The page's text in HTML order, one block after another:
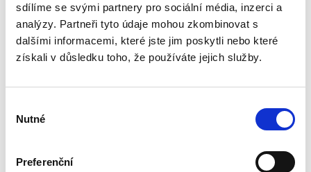
sdílíme se svými partnery pro sociální média, inzerci a
analýzy. Partneři tyto údaje mohou zkombinovat s
dalšími informacemi, které jste jim poskytli nebo které
získali v důsledku toho, že používáte jejich služby.
souhlasu
Nutné
Preferenční
Spory o skončení
pracovního poměru